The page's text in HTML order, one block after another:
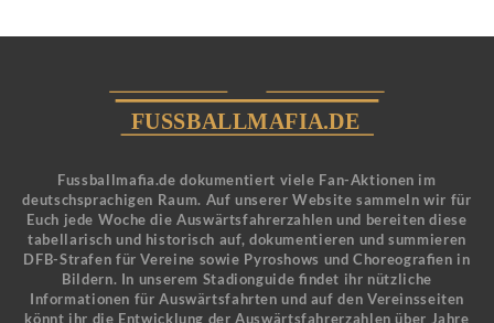
Fussballmafia.de dokumentiert viele Fan-Aktionen im
deutschsprachigen Raum. Auf unserer Website sammeln wir für
Euch jede Woche die Auswärtsfahrerzahlen und bereiten diese
tabellarisch und historisch auf, dokumentieren und summieren
DFB-Strafen für Vereine sowie Pyroshows und Choreografien in
Bildern. In unserem Stadionguide findet ihr nützliche
Informationen für Auswärtsfahrten und auf den Vereinsseiten
könnt ihr die Entwicklung der Auswärtsfahrerzahlen über Jahre